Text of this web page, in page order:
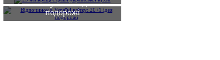
влітку: 20+1 ідея
подорожі